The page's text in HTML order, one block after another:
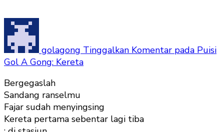
golagong Tinggalkan Komentar pada Puisi
Gol A Gong: Kereta
Bergegaslah
Sandang ranselmu
Fajar sudah menyingsing
Kereta pertama sebentar lagi tiba